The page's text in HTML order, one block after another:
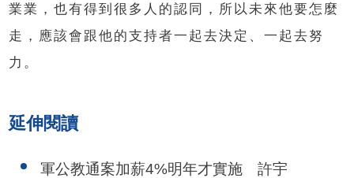
業業，也有得到很多人的認同，所以未來他要怎麼
走，應該會跟他的支持者一起去決定、一起去努
力。
延伸閱讀
軍公教通案加薪4%明年才實施 許宇